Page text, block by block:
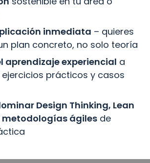
inmediata – quieres
plan concreto, no solo teoría
aprendizaje experiencial a
prácticos y casos
Design Thinking, Lean
metodologías ágiles de